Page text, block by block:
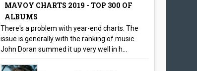
MAVOY CHARTS 2019 - TOP 300 OF
ALBUMS
There's a problem with year-end charts. The
issue is generally with the ranking of music.
John Doran summed it up very well in h...